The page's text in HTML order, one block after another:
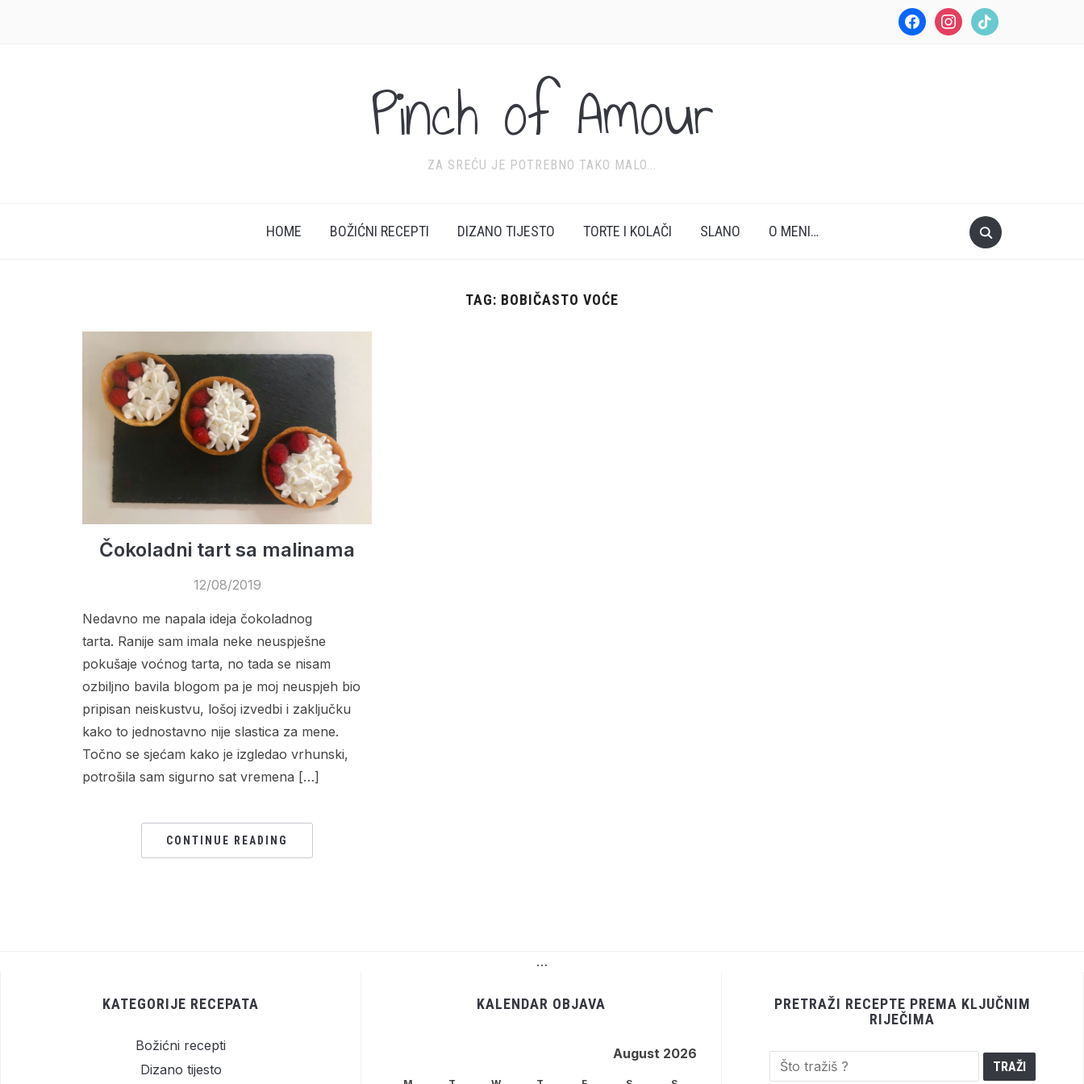
facebookinstagramtiktok
Pinch of Amour
ZA SREĆU JE POTREBNO TAKO MALO...
HOME BOŽIĆNI RECEPTI DIZANO TIJESTO TORTE I KOLAČI SLANO O MENI…
TAG: BOBIČASTO VOĆE
Čokoladni tart sa malinama
12/08/2019
Nedavno me napala ideja čokoladnog
tarta. Ranije sam imala neke neuspješne
pokušaje voćnog tarta, no tada se nisam
ozbiljno bavila blogom pa je moj neuspjeh bio
pripisan neiskustvu, lošoj izvedbi i zaključku
kako to jednostavno nije slastica za mene.
Točno se sjećam kako je izgledao vrhunski,
potrošila sam sigurno sat vremena […]
CONTINUE READING
…
KATEGORIJE RECEPATA
Božićni recepti
Dizano tijesto
KALENDAR OBJAVA
August 2026
PRETRAŽI RECEPTE PREMA KLJUČNIM
RIJEČIMA